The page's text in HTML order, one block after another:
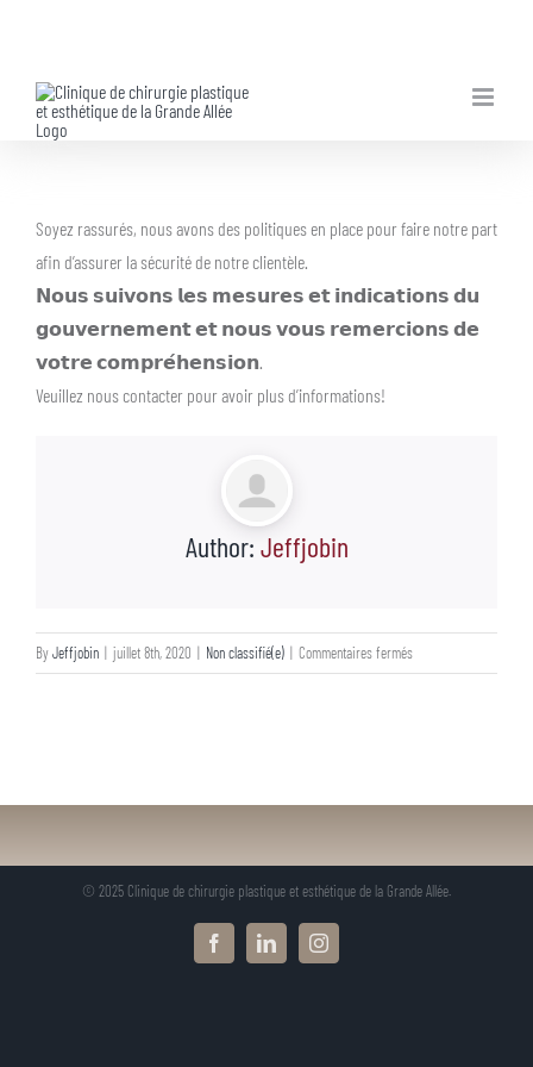
content
Soyez rassurés, nous avons des politiques en place pour faire notre part
afin d’assurer la sécurité de notre clientèle.
𝗡𝗼𝘂𝘀 𝘀𝘂𝗶𝘃𝗼𝗻𝘀 𝗹𝗲𝘀 𝗺𝗲𝘀𝘂𝗿𝗲𝘀 𝗲𝘁 𝗶𝗻𝗱𝗶𝗰𝗮𝘁𝗶𝗼𝗻𝘀 𝗱𝘂
𝗴𝗼𝘂𝘃𝗲𝗿𝗻𝗲𝗺𝗲𝗻𝘁 𝗲𝘁 𝗻𝗼𝘂𝘀 𝘃𝗼𝘂𝘀 𝗿𝗲𝗺𝗲𝗿𝗰𝗶𝗼𝗻𝘀 𝗱𝗲
𝘃𝗼𝘁𝗿𝗲 𝗰𝗼𝗺𝗽𝗿𝗲́𝗵𝗲𝗻𝘀𝗶𝗼𝗻.
Veuillez nous contacter pour avoir plus d’informations!
Author: Jeffjobin
ByJeffjobin | juillet 8th, 2020 | Non classifié(e) | Commentaires ferméssur
© 2025 Clinique de chirurgie plastique et esthétique de la Grande Allée.
FacebookLinkedInInstagram